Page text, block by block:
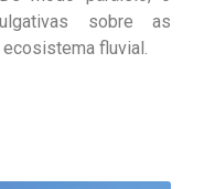
sobre as
fluvial.